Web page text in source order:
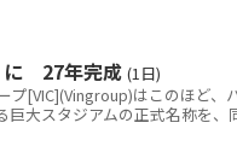
に 27年完成 (1日)
[VIC](Vingroup)はこのほど、
大スタジアムの正式名称を、